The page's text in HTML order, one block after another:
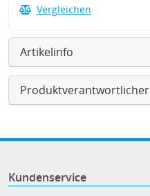
Vergleichen
Artikelinfo
Produktverantwortlicher
Kundenservice